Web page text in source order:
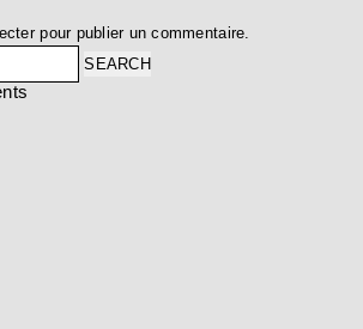
pour publier un commentaire.